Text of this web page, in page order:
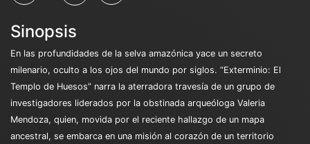
Sinopsis
En las profundidades de la selva amazónica yace un secreto
milenario, oculto a los ojos del mundo por siglos. “Exterminio: El
Templo de Huesos” narra la aterradora travesía de un grupo de
investigadores liderados por la obstinada arqueóloga Valeria
Mendoza, quien, movida por el reciente hallazgo de un mapa
ancestral, se embarca en una misión al corazón de un territorio